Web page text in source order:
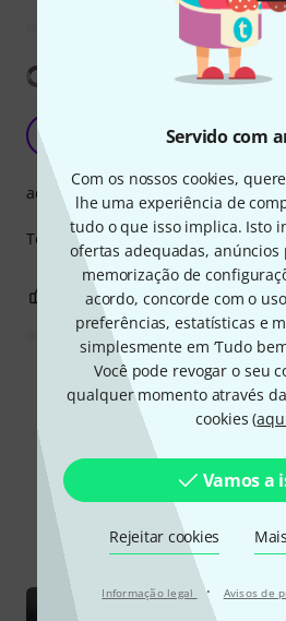
Servido com
Com os nossos cookies,
lhe uma experiência de
tudo o que isso implica. Isto
ofertas adequadas, anúncios
memorização de
acordo, concorde com o
preferências, estatísticas e
simplesmente em ‘Tudo
Você pode revogar o seu
qualquer momento através
cookies (
Vamos a
Rejeitar cookies
Informação legal · Avisos de
Mostrar tradução
Anónimo
Top quality cable, no issues with it.
acabamento
0 REPORTAR A
Ler todas as
Sabia?
Todos Guia